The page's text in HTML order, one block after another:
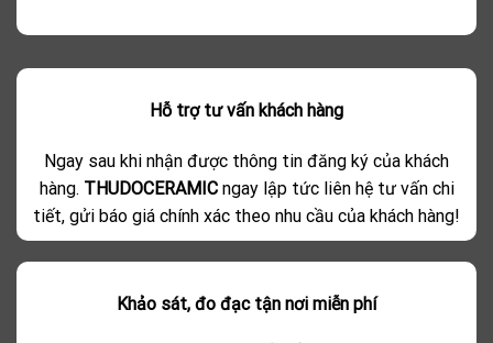
Hỗ trợ tư vấn khách hàng
Ngay sau khi nhận được thông tin đăng ký của khách
hàng. THUDOCERAMICngay lập tức liên hệ tư vấn chi
tiết, gửi báo giá chính xác theo nhu cầu của khách hàng!
Khảo sát, đo đạc tận nơi miễn phí